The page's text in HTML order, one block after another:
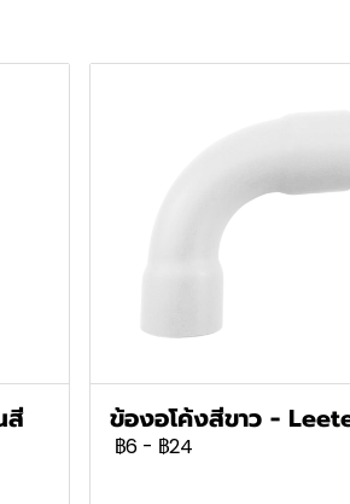
สี
ข้องอโค้งสีขาว -
฿6 - ฿24